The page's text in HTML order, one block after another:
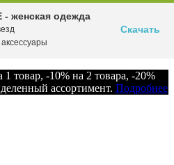
-10% на 2 товара, -20%
ассортимент. Подробнее
- женская одежда
Скачать